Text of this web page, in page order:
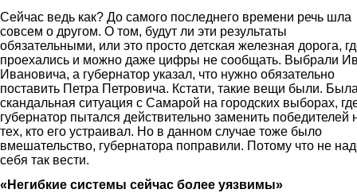
Сейчас ведь как? До самого последнего времени речь шла
совсем о другом. О том, будут ли эти результаты
обязательными, или это просто детская железная дорога,
проехались и можно даже цифры не сообщать. Выбрали
Ивановича, а губернатор указал, что нужно обязательно
поставить Петра Петровича. Кстати, такие вещи были.
скандальная ситуация с Самарой на городских выборах,
губернатор пытался действительно заменить победителей
тех, кто его устраивал. Но в данном случае тоже было
вмешательство, губернатора поправили. Потому что не
себя так вести.
«Негибкие системы сейчас более уязвимы»